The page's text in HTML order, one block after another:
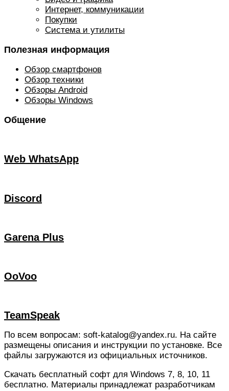
Интернет, коммуникации
Покупки
Система и утилиты
Полезная информация
Обзор смартфонов
Обзор техники
Обзоры Android
Обзоры Windows
Общение
Web WhatsApp
Discord
Garena Plus
OoVoo
TeamSpeak
По всем вопросам: soft-katalog@yandex.ru. На сайте
размещены описания и инструкции по установке. Все
файлы загружаются из официальных источников.
Скачать бесплатный софт для Windows 7, 8, 10, 11
бесплатно. Материалы принадлежат разработчикам